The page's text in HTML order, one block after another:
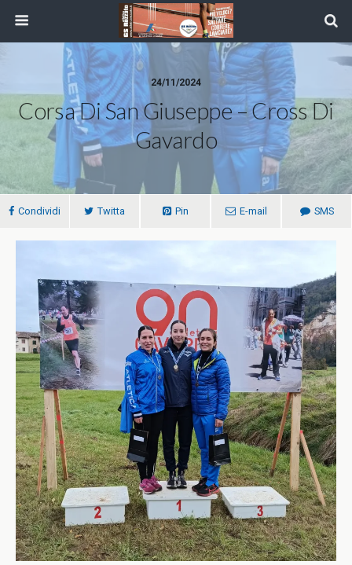
24/11/2024
Corsa Di San Giuseppe – Cross Di
Gavardo
Condividi Twitta Pin E-mail SMS